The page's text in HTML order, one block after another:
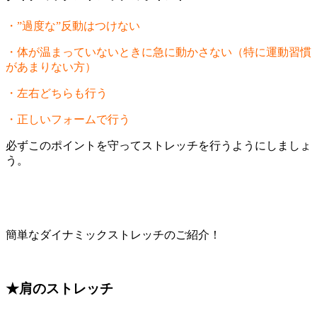
・”過度な”反動はつけない
・体が温まっていないときに急に動かさない（特に運動習慣
があまりない方）
・左右どちらも行う
・正しいフォームで行う
必ずこのポイントを守ってストレッチを行うようにしましょ
う。
簡単なダイナミックストレッチのご紹介！
★肩のストレッチ